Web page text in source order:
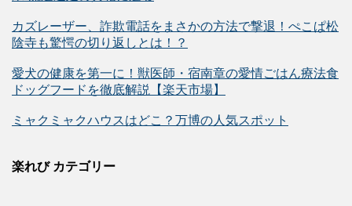
カズレーザー、詐欺電話をまさかの方法で撃退！ぺこぱ松
陰寺も驚愕の切り返しとは！？
愛犬の健康を第一に！獣医師・宿南章の愛情ごはん療法食
ドッグフードを徹底解説【楽天市場】
ミャクミャクハウスはどこ？万博の人気スポット
楽れび カテゴリー